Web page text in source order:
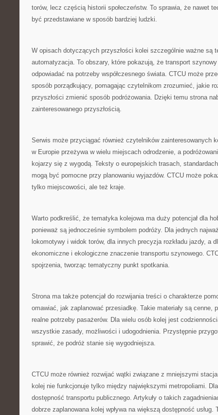
torów, lecz częścią historii społeczeństw. To sprawia, że nawet
być przedstawiane w sposób bardziej ludzki.
W opisach dotyczących przyszłości kolei szczególnie ważne są
automatyzacja. To obszary, które pokazują, że transport
odpowiadać na potrzeby współczesnego świata. CTCU może
sposób porządkujący, pomagając czytelnikom zrozumieć, jakie
przyszłości zmienić sposób podróżowania. Dzięki temu strona
zainteresowanego przyszłością.
Serwis może przyciągać również czytelników zainteresowanych
w Europie przeżywa w wielu miejscach odrodzenie, a
kojarzy się z wygodą. Teksty o europejskich trasach,
mogą być pomocne przy planowaniu wyjazdów. CTCU może
tylko miejscowości, ale też kraje.
Warto podkreślić, że tematyka kolejowa ma duży potencjał dla
ponieważ są jednocześnie symbolem podróży. Dla jednych
lokomotywy i widok torów, dla innych precyzja rozkładu jazdy, a
ekonomiczne i ekologiczne znaczenie transportu szynowego.
spojrzenia, tworząc tematyczny punkt spotkania.
Strona ma także potencjał do rozwijania treści o charakterze
omawiać, jak zaplanować przesiadkę. Takie materiały są cenne,
realne potrzeby pasażerów. Dla wielu osób kolej jest
wszystkie zasady, możliwości i udogodnienia. Przystępnie
sprawić, że podróż stanie się wygodniejsza.
CTCU może również rozwijać wątki związane z mniejszymi
kolej nie funkcjonuje tylko między największymi metropoliami.
dostępność transportu publicznego. Artykuły o takich
dobrze zaplanowana kolej wpływa na większą dostępność usług.